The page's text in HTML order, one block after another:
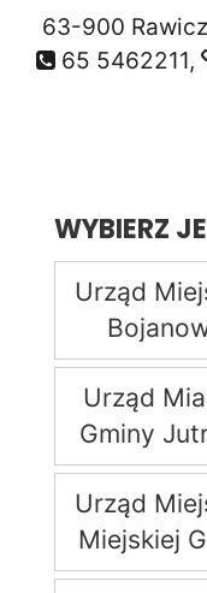
63-900
65 5462211,
WYBIERZ
Urząd
Urząd
Gminy
Urząd
Miejskiej